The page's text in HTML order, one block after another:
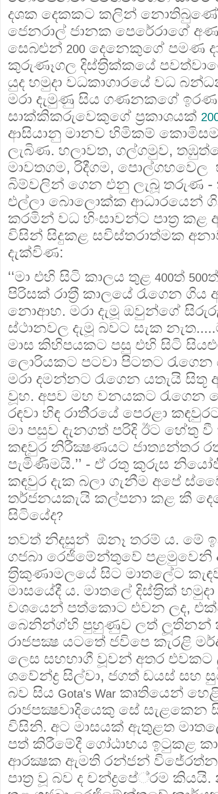
දශක දෙකකට කලින් නොතිබුණේ
ජෙනරාල් ජානක පෙරේරාගේ
සෙබළුන් 200 දෙනෙකුගේ පමණ
කුරුණෑගල දිස්ත‍්‍රික්කයේ
යුද හමුදා වධකාගාරයේ වධ
මරා දැමුණු සිය ගණනකගේ
සාක්කිකරුවෙකුගේ ප‍්‍රකාශයක්
ආසියානු මානව හිමිකම්
ලැබිණ. හලාවත, ගල්ගමුව,
මාවතගම, රිදීගම, පොල්ගහවෙල
බිම්වලින් ගෙන එනු ලැබූ තරුණ
එල්ලා බොලොක්ක ආධාරයෙන්
කරමින් වධ හිංසාවන්ට පාත‍්‍ර කළ
විසින් සිදුකළ සවිස්තරාත්මක
දැක්විණ:
‘‘මා එහි සිටි කාලය තුළ 400ත් 500
පිරිසක් රාත‍්‍රී කාලයේ රැගෙන
නොආහ. මරා දැමූ ඔවුන්ගේ සිරුරු
ස්ථානවල දැමූ බවට සැක
මාස කිහිපයකට පසු එහි සිටි
ලොරියකට පටවා පිටතට
මරා දමන්නට රැගෙන යතැයි
වූහ. අපව මහ වනයකට රැගෙන
රඳවා හිඳ රාති‍්‍රයේ පෙරළා
මා පසුව දැනගත් පරිදි ඊට හේතු
කඳවුර නිරීක්‍ෂණයට ජාත්‍යන්තර
පැමිණීමයි.’’ - ඒ රතු කුරුස
කඳවුර දැක බලා ගැනීම අපේ
තර්ජනයකැයි කල්පනා කළ කී
සිටියේද?
තවත් නිදසුන් ඕනෑ තරම් ය. මේ
ගජබා රෙජිමේන්තුවේ
ත‍්‍රිකුණාමලයේ සිට මාතලේට
මාසයේදී ය. මාතලේ දිස්ත‍්‍රික්
වශයෙන් පත්කොට එවන ලද,
බෙනින්ග්හි පුහුණුව ලත් ලූතිනන්
රාජපක්‍ෂ යටතේ ජවිපෙ කැරළි
ලෙස සහභාගී වූවන් අතර
ශවේන්ද්‍ර සිල්වා, ජගත් ඩයස් සහ
බව සිය Gota's War කෘතියෙන්
රාජපක්‍ෂවාදියෙකු සේ සැළකෙන
විසිනි. අට මාසයක් ඇතුළත
පත් කිරීමේදී ගෝඨාභය ඉටුකළ
ආරක්‍ෂක ඇමති රන්ජන්
පාත‍්‍ර වූ බව ද චන්ද්‍රපේ‍්‍රම